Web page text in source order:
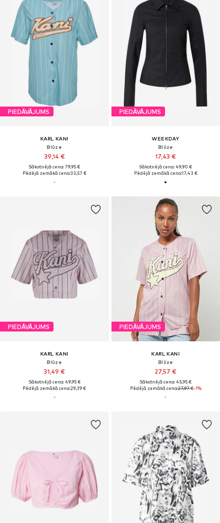
PIEDĀVĀJUMS
KARL KANI
Blūze
39,14 €
Sākotnējā cena: 79,95 €
Pēdējā zemākā cena:33,57 €
PIEDĀVĀJUMS
WEEKDAY
Blūze
17,43 €
Sākotnējā cena: 49,90 €
Pēdējā zemākā cena:17,43 €
PIEDĀVĀJUMS
KARL KANI
Blūze
31,49 €
Sākotnējā cena: 49,95 €
Pēdējā zemākā cena:29,39 €
PIEDĀVĀJUMS
KARL KANI
Blūze
27,57 €
Sākotnējā cena: 45,95 €
Pēdējā zemākā cena:27,97 €-1%